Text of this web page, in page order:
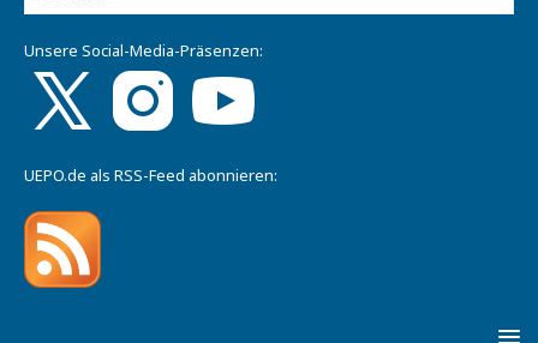
Unsere Social-Media-Präsenzen:
UEPO.de als RSS-Feed abonnieren: